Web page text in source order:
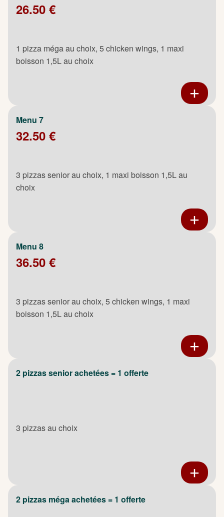
26.50 €
1 pizza méga au choix, 5 chicken wings, 1 maxi
boisson 1,5L au choix
Menu 7
32.50 €
3 pizzas senior au choix, 1 maxi boisson 1,5L au
choix
Menu 8
36.50 €
3 pizzas senior au choix, 5 chicken wings, 1 maxi
boisson 1,5L au choix
2 pizzas senior achetées = 1 offerte
3 pizzas au choix
2 pizzas méga achetées = 1 offerte